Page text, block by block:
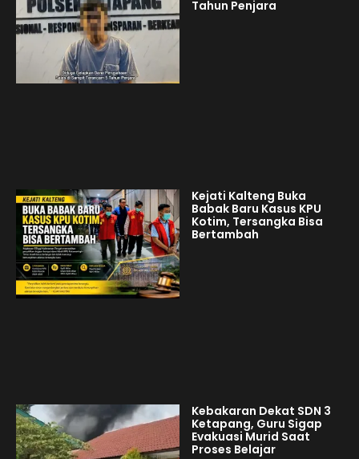
Tahun Penjara
Kejati Kalteng Buka
Babak Baru Kasus KPU
Kotim, Tersangka Bisa
Bertambah
Kebakaran Dekat SDN 3
Ketapang, Guru Sigap
Evakuasi Murid Saat
Proses Belajar